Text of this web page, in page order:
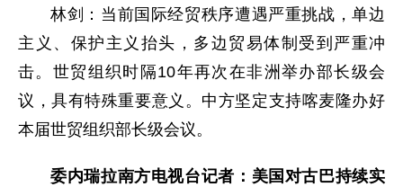
林剑：当前国际经贸秩序遭遇严重挑战，单边
主义、保护主义抬头，多边贸易体制受到严重冲
击。世贸组织时隔10年再次在非洲举办部长级会
议，具有特殊重要意义。中方坚定支持喀麦隆办好
本届世贸组织部长级会议。
委内瑞拉南方电视台记者：美国对古巴持续实